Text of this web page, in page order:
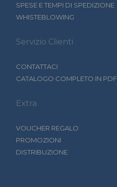
SPESE E TEMPI DI SPEDIZIONE
WHISTEBLOWING
Servizio Clienti
CONTATTACI
CATALOGO COMPLETO IN PDF
Extra
VOUCHER REGALO
PROMOZIONI
DISTRIBUZIONE